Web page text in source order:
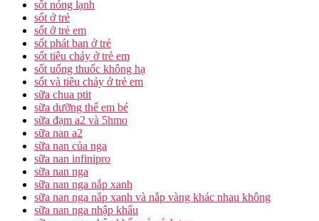
sốt nóng lạnh
sốt ở trẻ
sốt ở trẻ em
sốt phát ban ở trẻ
sốt tiêu chảy ở trẻ em
sốt uống thuốc không hạ
sốt và tiêu chảy ở trẻ em
sữa chua ptit
sữa dưỡng thể em bé
sữa đạm a2 và 5hmo
sữa nan a2
sữa nan của nga
sữa nan infinipro
sữa nan nga
sữa nan nga nắp xanh
sữa nan nga nắp xanh và nắp vàng khác nhau không
sữa nan nga nhập khẩu